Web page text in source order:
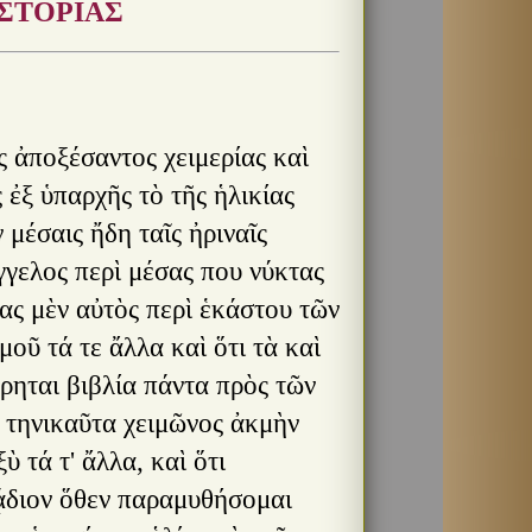
ἐμπαράσκευόν τε καὶ μάλα τι εὔοπλον περὶ Λάμψακον ἐφεδρεύουσαν, ἄχρι καὶ ἐς δυοκαίδεκα χιλιάδας. οἳ δὴ καὶ τὸν Ἑλλήσποντον διαβάντες πρὶν αἰθέσθαι Τριβαλλούς, ἅμα τῷ πλησίον ἐς Διδυμότειχον ἥκειν ἐπεισπίπτουσιν ἐξαίφνης ἀόπλοις, πρὶν τὸν ἐκ τῆς ὁδοῦ μόχθον γοῦν ἀποτινάξασθαι. καὶ τοὺς μὲν ἀπέκτειναν τοὺς δ' ἐζώγρησαν, καὶ ἅμα πᾶσαν ἐκεῖθεν ἤλασαν λείαν ἵππων τε καὶ ἁρμάτων πολυτελῶν εἰς Ἀσίαν ἀπονητί. τῶν γὰρ Θρᾳκικῶν τόπων παντάπασιν οὖσιν ἀήθεσι τοῖς Τριβαλλοῖς, καὶ ἅμα ἀπείρως ἔχουσι τῶν βαρβαρικῶν ἐξαίφνης ἐφόδων, τοιαῦτα παρὰ πᾶσαν ἐλπίδα ξυνεπεπτώκει παθεῖν, Διδυμοτείχου σταδίους οὐ μεῖον ἀπέχουσιν ἢ τριάκοντα. Ταῦτα πᾶσαν Παλαιολόγῳ συνέτριψε κίνησιν λογισμῶν ἀκουσθέντα, καὶ πᾶσαν ἀφῄρηται σώζουσαν προσδοκίαν. ἔτυχε γὰρ ταῖς ἀστυγείτοσι τηνικαῦτα πόλεσι χρείας ἡστινοσοῦν ἐνδιατρίβων ἄλλης ἕνεκα· τῇ δ' ὑστεραίᾳ εἰς Διδυμότειχον ἐπανήκων νόσῳ τινὶ περιπίπτει διὰ τὴν λύπην. ἧς καὶ βραχὺ μετὰ μῆνα ῥαΐσας, ᾤχετο ἀπιὼν ἐς παράλιον πόλιν Αἶνον αὐτὴν καλουμένην. ᾗ καὶ αὐτῇ μικρὸν ἐνδιατετριφώς τινα χρόνον, ἄπεισι κἀκεῖθεν διαπόντιος ἐς Λῆμνον τὴν νῆσον, ἐν νῷ ἔχων ξυμμῖξαι παραπλεύσας καὶ πατριάρχῃ τῷ τῆς Ἀλεξανδρείας, πρὸ βραχέος καὶ αὐτῷ καταπεπλευκότι ἐς Ἄθω τὸ ὄρος. Γρηγόριον δὲ καὶ τοῦτον ὁμωνύμως ἐκείνῳ φασὶ κεκλῆσθαι τῷ πάνυ κοσμίως τοὺς πατριαρχικοὺς τῆς Ἀλεξανδρείας οἴακας ἰθύναντι πρότερον, οὗ τῆς σοφῆς ὁμιλίας ἀπολελαυκέναι κἀμοὶ τετύχηκεν ἱκανῶς, ὁπότε τῆς πατρίδος ἔκδημος γεγονὼς ἐγὼ περιῄειν Αἴγυπτόν τε καὶ Ἀραβίαν, ὥς γέ μοι καὶ πρότερον εἴρηται. ἐκείνου μέντοι μετά τινα τελευτήσαντος χρόνον τοῦτον ἐτετυχήκει τοῦ θρόνου γενέσθαι διάδοχον, νῦν δ' ἀπεστάλθαι πρεσβείαν Ῥωμαίων κομίζοντα βασιλεῖ πρὸς τοῦ τῆς Αἰγύπτου καὶ Ἀραβίας ἡγεμόνος ἁπάσης. μετὰ μέντοι τὴν ἐκεῖθεν ἀκηκοὼς ἔξοδον τὰ Ῥωμαίων συγκεχύσθαι πράγματα καὶ στασιάζειν ἐφ' ἑαυτὰ περὶ τῆς ἀρχῆς, διατριβήν τινα κέκρικε διδόναι δεῖν τῷ πλῷ μεταξύ, μέχρις ἂν ἐναργέστερον γνῷ ὁποτέρῳ δυοῖν μαχομένοιν τοῖν βασιλέοιν ἐς τἀσφαλὲς περιήκει τὰ τῆς ἀρχῆς, ὡς μὴ ἀβέβαιόν τε καὶ ἀνεμιαῖον τὸ τῆς πρεσβείας εἴη γιγνόμενον πέρας αὐτῷ. πρόσεσχε μὲν οὖν Κύπρῳ πρῶτον ἐξ Αἰγύπτου, ἔπειτ' ἐς Κρήτην ἐκεῖθεν κατέπλευσε, πλεῖστον ἑκατέραις ταῖς νήσοις χρόνον ἐνδιατετριφὼς διὰ τὸ μήπω Ῥωμαίοις πεπαῦσθαι τὰς περὶ τῆς ἀρχῆς ἔριδας. Κόρου δ' ἤδη ὑποπιμπλαμένῳ τῆς ἐν θαλάττῃ διαίτης, δέδοκταί οἱ Ῥωμαίων ὅροις ἔγγιστά που γενομένῳ δυοῖν ἕνεκα βέλτιον εἶναι, ἑνὸς μὲν ἵν' ἐγγύθεν τὸ τῶν ὑποθέσεων ἔχοι μᾶλλον μανθάνειν ἀκίβδηλον, ἑτέρου δ' ἵν' ὅπως ποτὲ παυσαμένης τῆς ἔριδος, καὶ δυοῖν ἑνός τινος βασιλέοιν ἀθόρυβον ἑαυτῷ τὴν ἀρχὴν καταστήσαντος, αὐτίκα μάλα καὶ αὐτὸς ἐκ τοῦ σχεδὸν τὴν πρεσβείαν περαίνοι. ἄρτι τοίνυν τοῦ πέρυσι τελευτῶντος θέρους ἄρας ἐκ Κρήτης πλήρεσιν ἧκεν ἱστίοις ἐς Ἄθω τὸ ὄρος, ἐν μεθορίῳ φάναι δυοῖν ἀρχαῖν, Τριβαλῶν δηλαδὴ καὶ Ῥωμαίων. ὅθεν ἀκούοντι πάλαι Παλαιολόγῳ τῷ βασιλεῖ ὡς πανταχῇ καὶ νήσων καὶ ἠπείρων, καὶ ὅπῃ περ ἂν τύχοιεν ἄποικοι Ῥωμαίων διεσπαρμένως τε καὶ κατὰ κώμας καὶ πόλεις ὑπ' ἀλλοφύλοις ἔθνεσι διαιτώμενοι, τὸ τούτου μόνου καὶ ἥκιστα Καντακουζηνοῦ ταῖς δημοσίᾳ σφίσι τελουμέναις ἱεραῖς ὑμνῳδίαις συμπεριάγοιεν ὄνομα δι' εὐφήμου τῆς μνήμης κατὰ τὸ πάλαι κρατῆσαν ἔθος τῇ μητροπόλει τῶν ὀρθοδόξων, δι' ἐφέσεως ἦν ὁμιλῆσαι καὶ τῷδε τἀνδρί, καὶ τοῦτ' αὐτὸ μαθόντι πρῶτον ἔπειτ' ἐρέσθαι καὶ ὅτι βούλοιτο οἱ τὰ τῆς πρεσβείας, καὶ πρός γε ὅσα τοῖς τοιούτοις ἕποιτ' ἄν, δ